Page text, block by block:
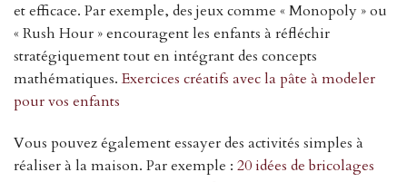
et efficace. Par exemple, des jeux comme « Monopoly » ou
« Rush Hour » encouragent les enfants à réfléchir
stratégiquement tout en intégrant des concepts
mathématiques.Exercices créatifs avec la pâte à modeler
pour vos enfants
Vous pouvez également essayer des activités simples à
réaliser à la maison. Par exemple : 20 idées de bricolages